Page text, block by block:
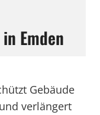
Emden
Gebäude
verlängert